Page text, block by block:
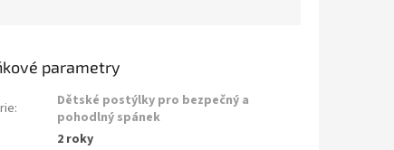
parametry
:
Dětské postýlky pro bezpečný a
pohodlný spánek
2 roky